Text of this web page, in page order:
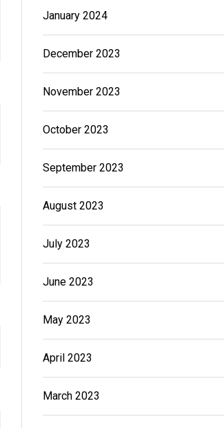
January 2024
December 2023
November 2023
October 2023
September 2023
August 2023
July 2023
June 2023
May 2023
April 2023
March 2023